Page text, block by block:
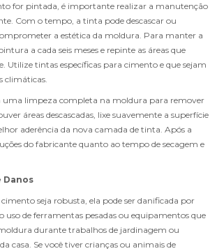
for pintada, é importante realizar a manutenção
Com o tempo, a tinta pode descascar ou
a estética da moldura. Para manter a
a cada seis meses e repinte as áreas que
Utilize tintas específicas para cimento e que sejam
climáticas.
uma limpeza completa na moldura para remover
áreas descascadas, lixe suavemente a superfície
aderência da nova camada de tinta. Após a
do fabricante quanto ao tempo de secagem e
Danos
seja robusta, ela pode ser danificada por
uso de ferramentas pesadas ou equipamentos que
durante trabalhos de jardinagem ou
casa. Se você tiver crianças ou animais de